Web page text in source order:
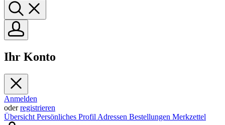
Ihr Konto
Anmelden
oderregistrieren
Übersicht Persönliches Profil Adressen Bestellungen Merkzettel